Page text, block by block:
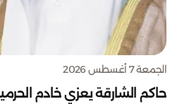
الجمعة 7 أغسطس 2026
حاكم الشارقة يعزي خادم